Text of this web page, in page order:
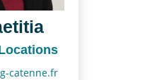
catenne.fr